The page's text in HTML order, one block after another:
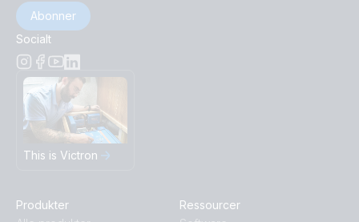
Abonner
Socialt
This is Victron
Produkter
Ressourcer